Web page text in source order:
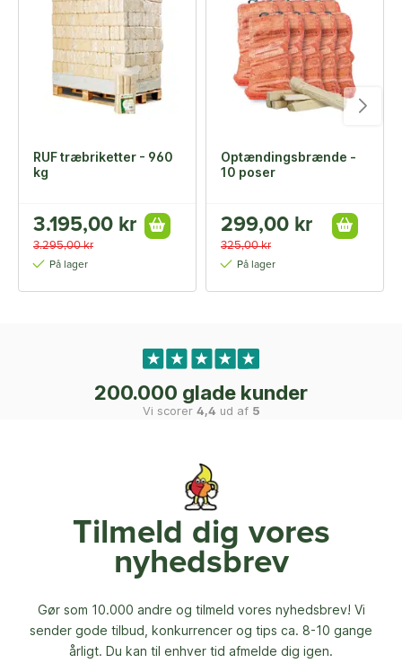
RUF træbriketter - 960
kg
3.195,00 kr
3.295,00 kr
På lager
Optændingsbrænde -
10 poser
299,00 kr
325,00 kr
På lager
200.000 glade kunder
Vi scorer 4,4 ud af 5
Tilmeld dig vores
nyhedsbrev
Gør som 10.000 andre og tilmeld vores nyhedsbrev! Vi
sender gode tilbud, konkurrencer og tips ca. 8-10 gange
årligt. Du kan til enhver tid afmelde dig igen.